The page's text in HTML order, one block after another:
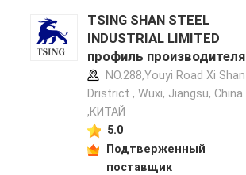
TSING SHAN STEEL
INDUSTRIAL LIMITED
профиль производителя
NO.288,Youyi Road Xi Shan
Dristrict , Wuxi, Jiangsu, China
,КИТАЙ
5.0
Подтверженный
поставщик